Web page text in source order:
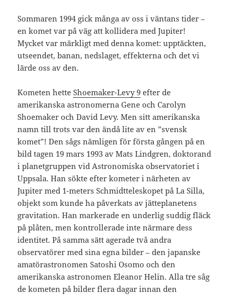
Sommaren 1994 gick många av oss i väntans tider –
en komet var på väg att kollidera med Jupiter!
Mycket var märkligt med denna komet: upptäckten,
utseendet, banan, nedslaget, effekterna och det vi
lärde oss av den.
Kometen hetteShoemaker-Levy 9 efter de
amerikanska astronomerna Gene och Carolyn
Shoemaker och David Levy. Men sitt amerikanska
namn till trots var den ändå lite av en ”svensk
komet”! Den sågs nämligen för första gången på en
bild tagen 19 mars 1993 av Mats Lindgren, doktorand
i planetgruppen vid Astronomiska observatoriet i
Uppsala. Han sökte efter kometer i närheten av
Jupiter med 1-meters Schmidtteleskopet på La Silla,
objekt som kunde ha påverkats av jätteplanetens
gravitation. Han markerade en underlig suddig fläck
på plåten, men kontrollerade inte närmare dess
identitet. På samma sätt agerade två andra
observatörer med sina egna bilder – den japanske
amatörastronomen Satoshi Osomo och den
amerikanska astronomen Eleanor Helin. Alla tre såg
de kometen på bilder flera dagar innan den